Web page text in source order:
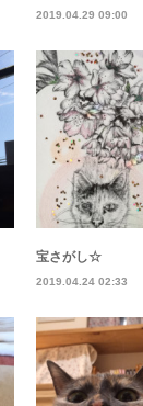
2019.04.29 09:00
宝さがし☆
2019.04.24 02:33